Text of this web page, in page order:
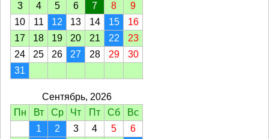
3
4 5 6 7 8
9
10
11 12 13 14 15
16
17
18 19 20 21 22
23
24
25 26 27 28 29
30
31
Сентябрь, 2026
Пн
Вт Ср Чт Пт Сб
Вс
1
2 3 4 5
6